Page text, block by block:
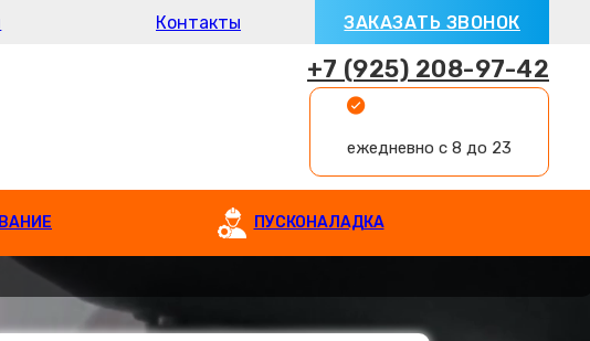
Контакты ЗАКАЗАТЬ ЗВОНОК
+7 (925) 208-97-42
ежедневно с 8 до 23
ПУСКОНАЛАДКА